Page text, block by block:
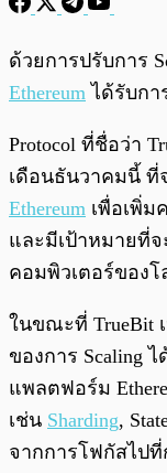
พร้อมเล่น
ด้วยการปรับการ
Ethereum ได้รับกา
Protocol ที่ชื่อว่า
เดือนธันวาคมนี้ ที่
Ethereum เพื่อเพิ่
และมีเป้าหมายที่จ
คอมพิวเตอร์ของโ
ในขณะที่ TrueBit
ของการ Scaling
แพลตฟอร์ม
เช่น Sharding,
จากการโฟกัสไป